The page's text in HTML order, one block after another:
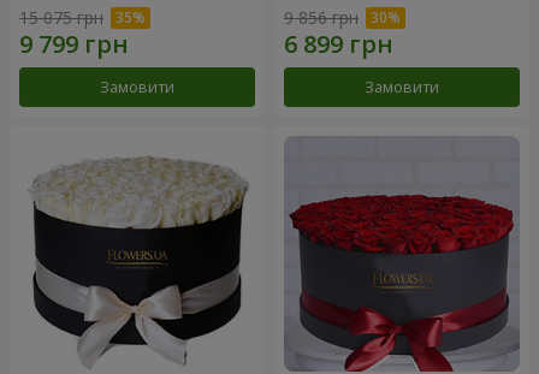
15 075 грн
Замовити
9 856 грн
Замовити